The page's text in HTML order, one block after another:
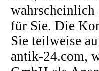
wahrscheinlich
für Sie. Die
Sie teilweise
antik-24.com,